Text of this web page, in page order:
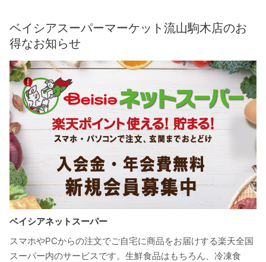
ベイシアスーパーマーケット流山駒木店のお
得なお知らせ
ベイシアネットスーパー
スマホやPCからの注文でご自宅に商品をお届けする楽天全国
スーパー内のサービスです。生鮮食品はもちろん、冷凍食